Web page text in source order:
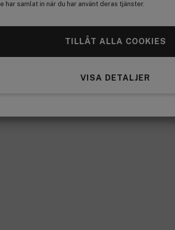
har samlat in när du har använt deras tjänster.
TILLÅT ALLA COOKIES
VISA DETALJER